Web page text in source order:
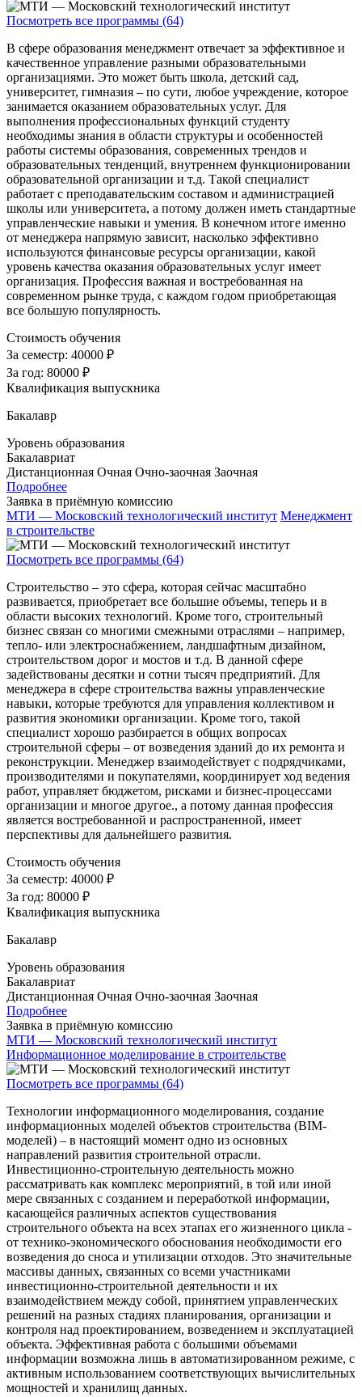
Посмотреть все программы (64)
В сфере образования менеджмент отвечает за эффективное и
качественное управление разными образовательными
организациями. Это может быть школа, детский сад,
университет, гимназия – по сути, любое учреждение, которое
занимается оказанием образовательных услуг. Для
выполнения профессиональных функций студенту
необходимы знания в области структуры и особенностей
работы системы образования, современных трендов и
образовательных тенденций, внутреннем функционировании
образовательной организации и т.д. Такой специалист
работает с преподавательским составом и администрацией
школы или университета, а потому должен иметь стандартные
управленческие навыки и умения. В конечном итоге именно
от менеджера напрямую зависит, насколько эффективно
используются финансовые ресурсы организации, какой
уровень качества оказания образовательных услуг имеет
организация. Профессия важная и востребованная на
современном рынке труда, с каждом годом приобретающая
все большую популярность.
Стоимость обучения
За семестр: 40000 ₽
За год: 80000 ₽
Квалификация выпускника
Бакалавр
Уровень образования
Бакалавриат
Дистанционная Очная Очно-заочная Заочная
Подробнее
Заявка в приёмную комиссию
МТИ — Московский технологический институт Менеджмент
в строительстве
Посмотреть все программы (64)
Строительство – это сфера, которая сейчас масштабно
развивается, приобретает все большие объемы, теперь и в
области высоких технологий. Кроме того, строительный
бизнес связан со многими смежными отраслями – например,
тепло- или электроснабжением, ландшафтным дизайном,
строительством дорог и мостов и т.д. В данной сфере
задействованы десятки и сотни тысяч предприятий. Для
менеджера в сфере строительства важны управленческие
навыки, которые требуются для управления коллективом и
развития экономики организации. Кроме того, такой
специалист хорошо разбирается в общих вопросах
строительной сферы – от возведения зданий до их ремонта и
реконструкции. Менеджер взаимодействует с подрядчиками,
производителями и покупателями, координирует ход ведения
работ, управляет бюджетом, рисками и бизнес-процессами
организации и многое другое., а потому данная профессия
является востребованной и распространенной, имеет
перспективы для дальнейшего развития.
Стоимость обучения
За семестр: 40000 ₽
За год: 80000 ₽
Квалификация выпускника
Бакалавр
Уровень образования
Бакалавриат
Дистанционная Очная Очно-заочная Заочная
Подробнее
Заявка в приёмную комиссию
МТИ — Московский технологический институт
Информационное моделирование в строительстве
Посмотреть все программы (64)
Технологии информационного моделирования, создание
информационных моделей объектов строительства (BIM-
моделей) – в настоящий момент одно из основных
направлений развития строительной отрасли.
Инвестиционно-строительную деятельность можно
рассматривать как комплекс мероприятий, в той или иной
мере связанных с созданием и переработкой информации,
касающейся различных аспектов существования
строительного объекта на всех этапах его жизненного цикла -
от технико-экономического обоснования необходимости его
возведения до сноса и утилизации отходов. Это значительные
массивы данных, связанных со всеми участниками
инвестиционно-строительной деятельности и их
взаимодействием между собой, принятием управленческих
решений на разных стадиях планирования, организации и
контроля над проектированием, возведением и эксплуатацией
объекта. Эффективная работа с большими объемами
информации возможна лишь в автоматизированном режиме, с
активным использованием соответствующих вычислительных
мощностей и хранилищ данных.